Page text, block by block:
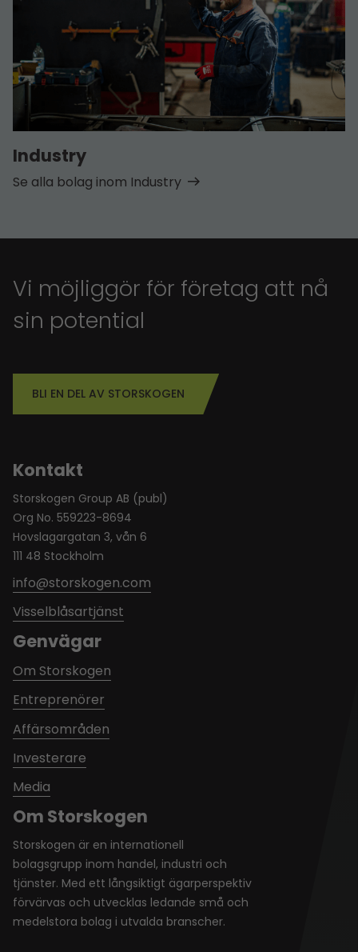
Industry
Se alla bolag inom Industry
Vi möjliggör för företag att nå
sin potential
BLI EN DEL AV STORSKOGEN
Om Storskogen
Storskogen är en internationell
bolagsgrupp inom handel, industri och
tjänster. Med ett långsiktigt ägarperspektiv
förvärvas och utvecklas ledande små och
medelstora bolag i utvalda branscher.
Kontakt
Storskogen Group AB (publ)
Org No. 559223-8694
Hovslagargatan 3, vån 6
111 48 Stockholm
info@storskogen.com
Visselblåsartjänst
Genvägar
Om Storskogen
Entreprenörer
Affärsområden
Investerare
Media